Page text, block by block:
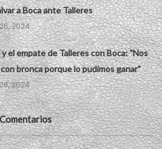
a Boca ante Talleres
2024
el empate de Talleres con Boca: "Nos
bronca porque lo pudimos ganar"
2024
Comentarios